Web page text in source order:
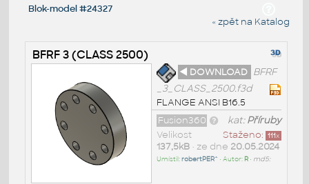
Blok-model #24327
« zpět na Katalog
BFRF 3 (CLASS 2500)
◄ DOWNLOAD BFRF
_3_CLASS_2500.f3d
FLANGE ANSI B16.5
kat:Příruby
Fusion360
Staženo: 111x
Velikost
137,5kB• ze dne 20.05.2024
Umístil:robertPER^ • Autor: R• md5: